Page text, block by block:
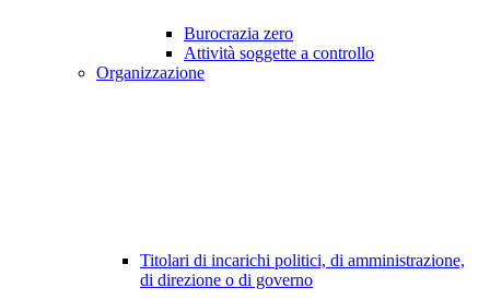
Burocrazia zero
Attività soggette a controllo
Organizzazione
Titolari di incarichi politici, di amministrazione,
di direzione o di governo